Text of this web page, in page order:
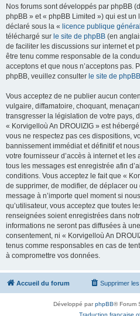
Nos forums sont développés par phpBB
phpBB » et « phpBB Limited ») qui est
déclaré sous la « licence publique
téléchargé sur le site de phpBB (en
de faciliter les discussions sur internet et
être tenu comme responsable de la
acceptons et que nous n’acceptons pas.
phpBB, veuillez consulter le site de phpBB
Vous acceptez de ne publier aucun
vulgaire, diffamatoire, choquant,
transgresser la législation de votre pays,
« Korvigelloù An DROUIZIG » est
vous ne respectez pas ces dispositions,
bannissement immédiat et définitif et
votre fournisseur d’accès à internet et les
tous les messages est enregistrée afin
conditions. Vous acceptez le fait que «
de supprimer, de modifier, de déplacer
message à n’importe quel moment si
qu’utilisateur, vous acceptez que toutes
renseignées soient enregistrées dans
informations ne seront pas diffusées à
consentement, ni « Korvigelloù An
tenus comme responsables en cas de
à compromettre vos données.
Accueil du forum Supprimer
Développé parphpBB® Forum
Traduction française